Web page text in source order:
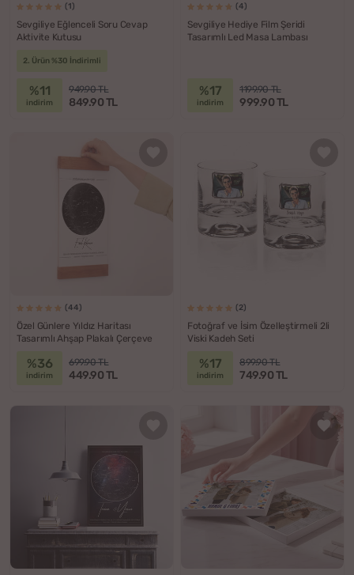
(1)
Sevgiliye Eğlenceli Soru Cevap
Aktivite Kutusu
2. Ürün %30 İndirimli
%11
indirim
949.90 TL
849.90 TL
(4)
Sevgiliye Hediye Film Şeridi
Tasarımlı Led Masa Lambası
%17
indirim
1199.90 TL
999.90 TL
(44)
Özel Günlere Yıldız Haritası
Tasarımlı Ahşap Plakalı Çerçeve
%36
indirim
699.90 TL
449.90 TL
(2)
Fotoğraf ve İsim Özelleştirmeli 2li
Viski Kadeh Seti
%17
indirim
899.90 TL
749.90 TL